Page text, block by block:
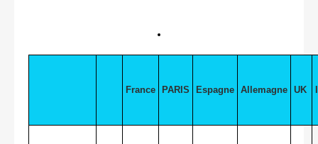
France PARIS Espagne Allemagne UK